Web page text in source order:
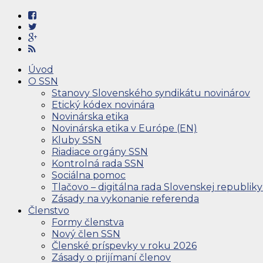
Úvod
O SSN
Stanovy Slovenského syndikátu novinárov
Etický kódex novinára
Novinárska etika
Novinárska etika v Európe (EN)
Kluby SSN
Riadiace orgány SSN
Kontrolná rada SSN
Sociálna pomoc
Tlačovo – digitálna rada Slovenskej republiky
Zásady na vykonanie referenda
Členstvo
Formy členstva
Nový člen SSN
Členské príspevky v roku 2026
Zásady o prijímaní členov